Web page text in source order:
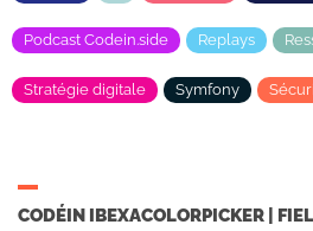
Podcast Codein.side Replays
Stratégie digitale Symfony
CODÉIN IBEXACOLORPICKER |